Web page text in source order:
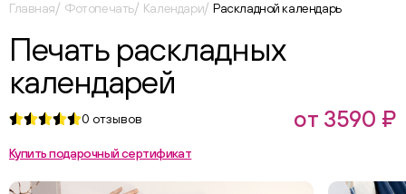
Главная Фотопечать Календари Раскладной календарь
Печать раскладных
календарей
0 отзывов от 3590 ₽
Купить подарочный сертификат